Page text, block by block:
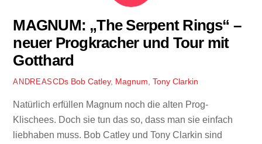
MAGNUM: „The Serpent Rings“ –
neuer Progkracher und Tour mit
Gotthard
ANDREASCDs Bob Catley, Magnum Tony Clarkin
Natürlich erfüllen Magnum noch die alten Prog-
Klischees. Doch sie tun das so, dass man sie einfach
liebhaben muss. Bob Catley und Tony Clarkin sind